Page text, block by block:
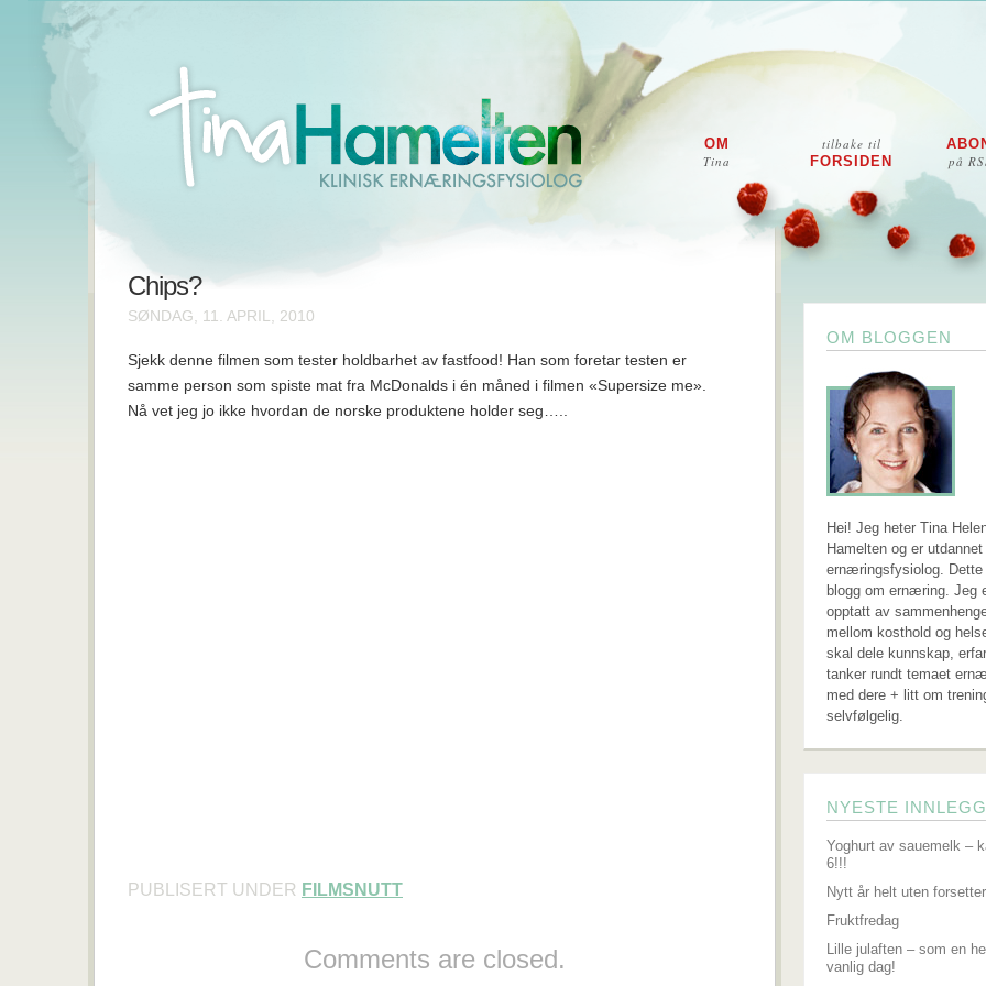
på
tilbake til
FORSIDEN
OM
Tina
Chips?
SØNDAG, 11. APRIL, 2010
Sjekk denne filmen som tester holdbarhet av fastfood! Han som foretar testen er
samme person som spiste mat fra McDonalds i én måned i filmen «Supersize me».
Nå vet jeg jo ikke hvordan de norske produktene holder seg…..
PUBLISERT UNDER FILMSNUTT
Comments are closed.
OM BLOGGEN
Hei! Jeg heter Tina
Hamelten og er
ernæringsfysiolog. Dette
blogg om ernæring. Jeg
opptatt av
mellom kosthold og
skal dele kunnskap,
tanker rundt temaet
med dere + litt om
selvfølgelig.
NYESTE INNLEGG
Yoghurt av sauemelk –
6!!!
Nytt år helt uten forsetter
Fruktfredag
Lille julaften – som en
vanlig dag!